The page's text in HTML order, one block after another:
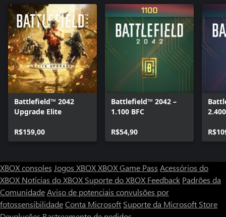
Battlefield™ 2042
Upgrade Elite
R$159,00
Battlefield™ 2042 –
1.100 BFC
R$54,90
XBOX consoles Jogos XBOXXBOX Game Pass Acessórios do
XBOX Notícias do XBOX Suporte do XBOX Feedback Padrões da
ComunidadeAviso de potenciais convulsões por
fotossensibilidadeConta Microsoft Suporte da Microsoft Store